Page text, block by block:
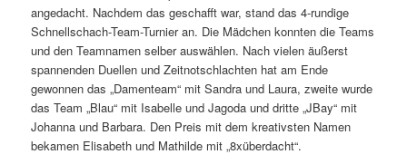
angedacht. Nachdem das geschafft war, stand das 4-rundige
Schnellschach-Team-Turnier an. Die Mädchen konnten die Teams
und den Teamnamen selber auswählen. Nach vielen äußerst
spannenden Duellen und Zeitnotschlachten hat am Ende
gewonnen das „Damenteam“ mit Sandra und Laura, zweite wurde
das Team „Blau“ mit Isabelle und Jagoda und dritte „JBay“ mit
Johanna und Barbara. Den Preis mit dem kreativsten Namen
bekamen Elisabeth und Mathilde mit „8xüberdacht“.